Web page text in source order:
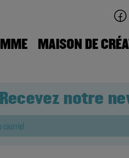
MAISON DE
Recevez notre